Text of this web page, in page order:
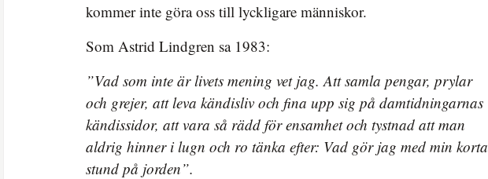
kommer inte göra oss till lyckligare människor.
Som Astrid Lindgren sa 1983:
”Vad som inte är livets mening vet jag. Att samla pengar, prylar
och grejer, att leva kändisliv och fina upp sig på damtidningarnas
kändissidor, att vara så rädd för ensamhet och tystnad att man
aldrig hinner i lugn och ro tänka efter: Vad gör jag med min korta
stund på jorden”.